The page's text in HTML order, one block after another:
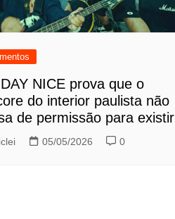
NICE prova que o
do interior paulista não
de permissão para existir
05/05/2026 0